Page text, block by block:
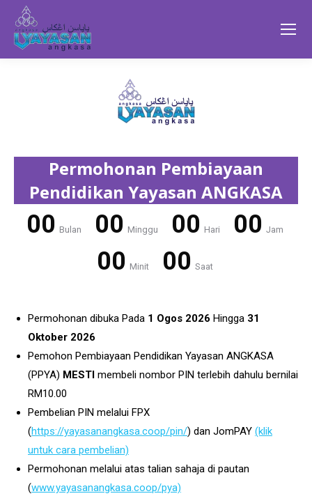
Permohonan Pembiayaan
Pendidikan Yayasan ANGKASA
00 Bulan 00 Minggu 00 Hari 00 Jam
00 Minit 00 Saat
Permohonan dibuka Pada 1 Ogos 2026 Hingga 31
Oktober 2026
Pemohon Pembiayaan Pendidikan Yayasan ANGKASA
(PPYA) MESTI membeli nombor PIN terlebih dahulu bernilai
RM10.00
Pembelian PIN melalui FPX
(https://yayasanangkasa.coop/pin/) dan JomPAY (klik
untuk cara pembelian)
Permohonan melalui atas talian sahaja di pautan
(www.yayasanangkasa.coop/pya)